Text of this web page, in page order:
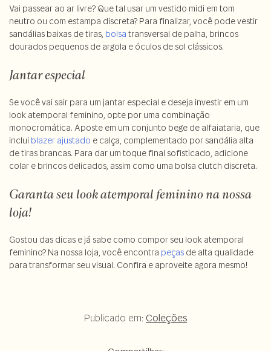
Vai passear ao ar livre? Que tal usar um vestido midi em tom
neutro ou com estampa discreta? Para finalizar, você pode vestir
sandálias baixas de tiras, bolsa transversal de palha, brincos
dourados pequenos de argola e óculos de sol clássicos.
Jantar especial
Se você vai sair para um jantar especial e deseja investir em um
look atemporal feminino, opte por uma combinação
monocromática. Aposte em um conjunto bege de alfaiataria, que
inclui blazer ajustado e calça, complementado por sandália alta
de tiras brancas. Para dar um toque final sofisticado, adicione
colar e brincos delicados, assim como uma bolsa clutch discreta.
Garanta seu look atemporal feminino na nossa
loja!
Gostou das dicas e já sabe como compor seu look atemporal
feminino? Na nossa loja, você encontra peças de alta qualidade
para transformar seu visual. Confira e aproveite agora mesmo!
Publicado em: Coleções